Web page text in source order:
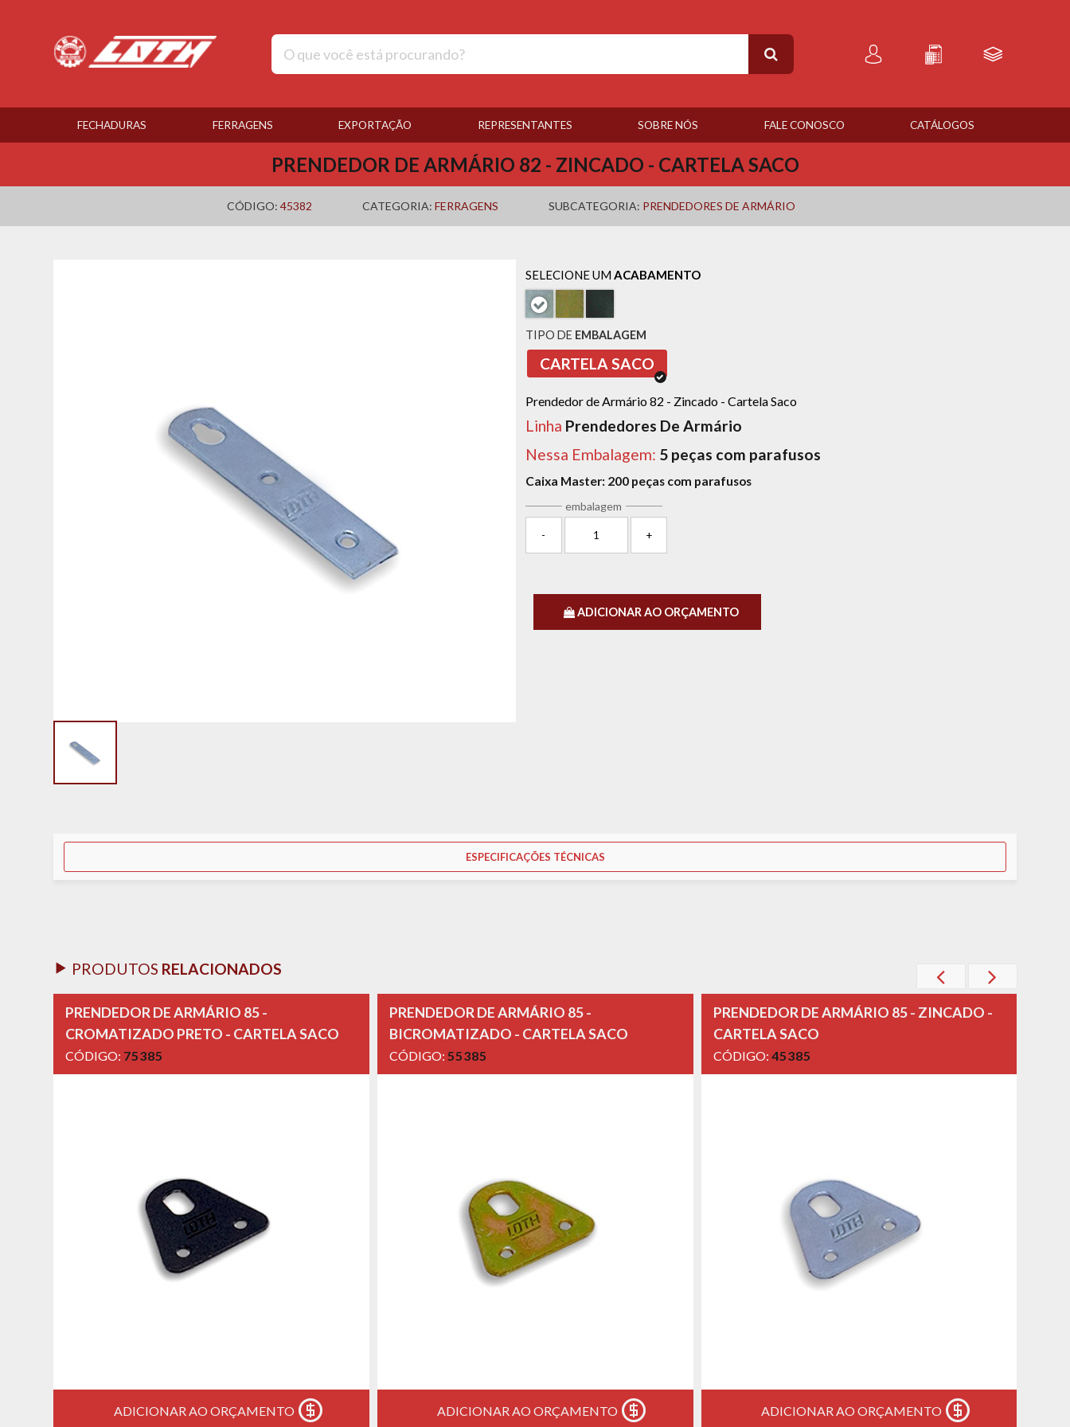
FECHADURAS FERRAGENS EXPORTAÇÃO REPRESENTANTES SOBRE NÓS FALE CONOSCO CATÁLOGOS
PRENDEDOR DE ARMÁRIO 82 - ZINCADO - CARTELA SACO
CÓDIGO: 45382 CATEGORIA: FERRAGENS SUBCATEGORIA: PRENDEDORES DE ARMÁRIO
SELECIONE UM ACABAMENTO
TIPO DE EMBALAGEM
CARTELA SACO
Prendedor de Armário 82 - Zincado - Cartela Saco
Linha Prendedores De Armário
Nessa Embalagem: 5 peças com parafusos
Caixa Master: 200 peças com parafusos
embalagem
- +
ADICIONAR AO ORÇAMENTO
ESPECIFICAÇÕES TÉCNICAS
PRODUTOS RELACIONADOS
PRENDEDOR DE ARMÁRIO 85 -
CROMATIZADO PRETO - CARTELA SACO
CÓDIGO: 75385
ADICIONAR AO ORÇAMENTO
PRENDEDOR DE ARMÁRIO 85 -
BICROMATIZADO - CARTELA SACO
CÓDIGO: 55385
ADICIONAR AO ORÇAMENTO
PRENDEDOR DE ARMÁRIO 85 - ZINCADO -
CARTELA SACO
CÓDIGO: 45385
ADICIONAR AO ORÇAMENTO